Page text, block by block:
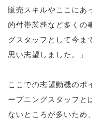
onclick="windo
w.open(this.hre
f, 'Gwindow',
height=450,
menubar=no,
販売スキルやここにあ
的付帯業務など多くの
グスタッフとして今ま
思い志望しました。」
ここでの志望動機のポ
ープニングスタッフと
ないところが多いため